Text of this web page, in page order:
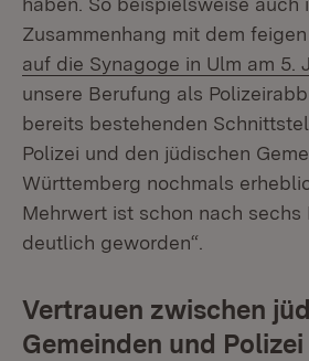
Zusammenhang mit dem feigen
auf die Synagoge in Ulm am 5.
unsere Berufung als
bereits bestehenden
Polizei und den jüdischen
Württemberg nochmals
Mehrwert ist schon nach sechs
deutlich geworden“.
Vertrauen zwischen
Gemeinden und